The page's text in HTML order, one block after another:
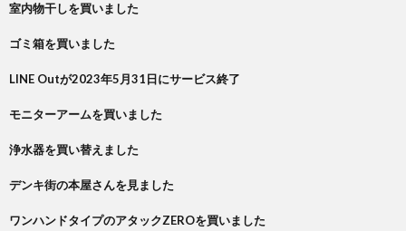
室内物干しを買いました
ゴミ箱を買いました
LINE Outが2023年5月31日にサービス終了
モニターアームを買いました
浄水器を買い替えました
デンキ街の本屋さんを見ました
ワンハンドタイプのアタックZEROを買いました